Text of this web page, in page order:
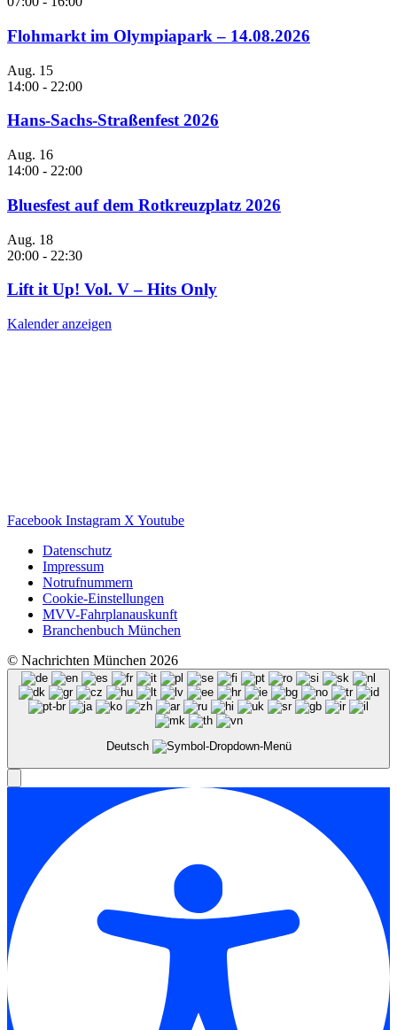
Flohmarkt im Olympiapark – 14.08.2026
Aug. 15
14:00 - 22:00
Hans-Sachs-Straßenfest 2026
Aug. 16
14:00 - 22:00
Bluesfest auf dem Rotkreuzplatz 2026
Aug. 18
20:00 - 22:30
Lift it Up! Vol. V – Hits Only
Kalender anzeigen
Facebook Instagram X Youtube
Datenschutz
Impressum
Notrufnummern
Cookie-Einstellungen
MVV-Fahrplanauskunft
Branchenbuch München
© Nachrichten München 2026
Deutsch